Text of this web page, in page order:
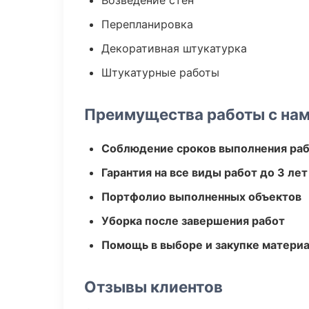
Перепланировка
Декоративная штукатурка
Штукатурные работы
Преимущества работы с
Соблюдение сроков выполнения
Гарантия на все виды работ до 3 лет
Портфолио выполненных объектов
Уборка после завершения работ
Помощь в выборе и закупке
Отзывы клиентов